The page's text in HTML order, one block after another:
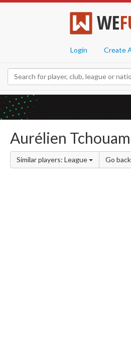
WE
Login Create
Aurélien
Similar players: League Go back